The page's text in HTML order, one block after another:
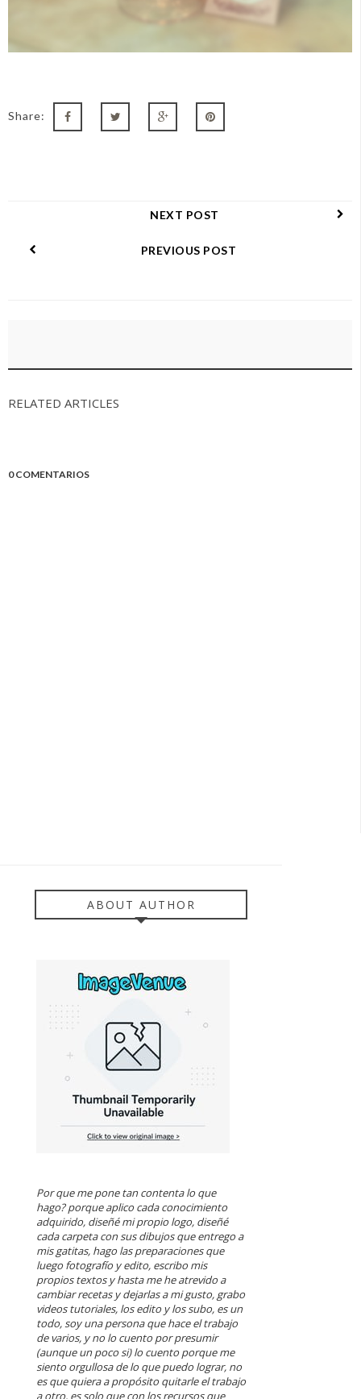
Share:
NEXT POST
PREVIOUS POST
RELATED ARTICLES
0 COMENTARIOS
ABOUT AUTHOR
Por que me pone tan contenta lo que
hago? porque aplico cada conocimiento
adquirido, diseñé mi propio logo, diseñé
cada carpeta con sus dibujos que entrego a
mis gatitas, hago las preparaciones que
luego fotografío y edito, escribo mis
propios textos y hasta me he atrevido a
cambiar recetas y dejarlas a mi gusto, grabo
videos tutoriales, los edito y los subo, es un
todo, soy una persona que hace el trabajo
de varios, y no lo cuento por presumir
(aunque un poco si) lo cuento porque me
siento orgullosa de lo que puedo lograr, no
es que quiera a propósito quitarle el trabajo
a otro, es solo que con los recursos que